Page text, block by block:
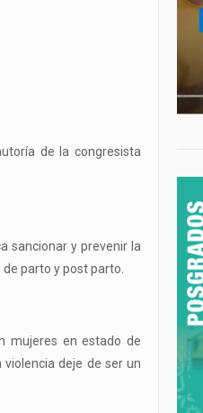
de la congresista
sancionar y prevenir la
parto y post parto.
mujeres en estado de
deje de ser un